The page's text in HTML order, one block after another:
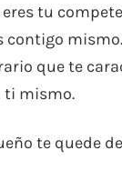
eres tu
contigo
que te
ti mismo.
te quede